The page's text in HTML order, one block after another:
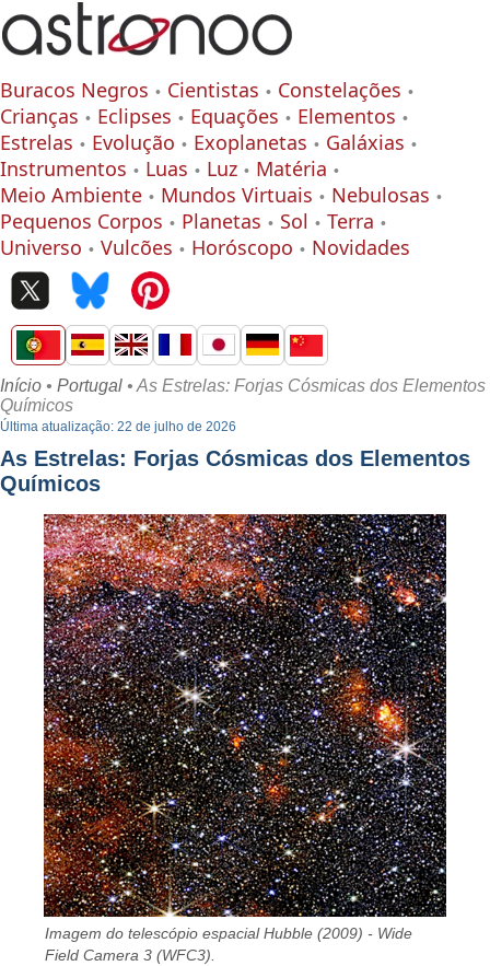
Buracos Negros Cientistas
Constelações
Crianças
Eclipses Equações
Elementos
Estrelas
Evolução Exoplanetas
Galáxias
Instrumentos
Luas Luz
Matéria
Meio Ambiente
Mundos Virtuais
Nebulosas
Pequenos Corpos
Planetas Sol
Terra
Universo
Vulcões Horóscopo Novidades
Início • Portugal • As Estrelas: Forjas Cósmicas dos Elementos
Químicos
Última atualização: 22 de julho de 2026
As Estrelas: Forjas Cósmicas dos Elementos
Químicos
Imagem do telescópio espacial Hubble (2009) - Wide
Field Camera 3 (WFC3).